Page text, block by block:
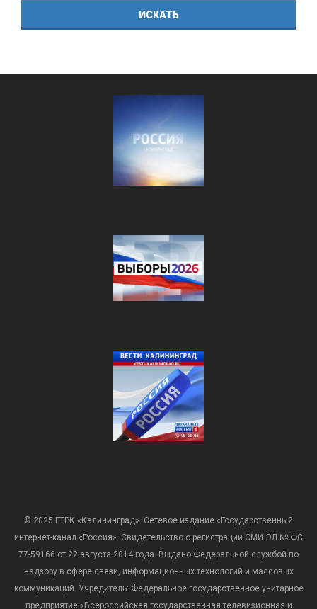
© 2025 ГТРК «Калининград». Сетевое издание «Государственный
интернет-канал «Россия». Свидетельство о регистрации СМИ ЭЛ № ФС
77-59166 от 22 августа 2014 года. Выдано Федеральной службой по
надзору в сфере связи, информационных технологий и массовых
коммуникаций. Учредитель: Федеральное государственное унитарное
предприятие «Всероссийская государственная телевизионная и